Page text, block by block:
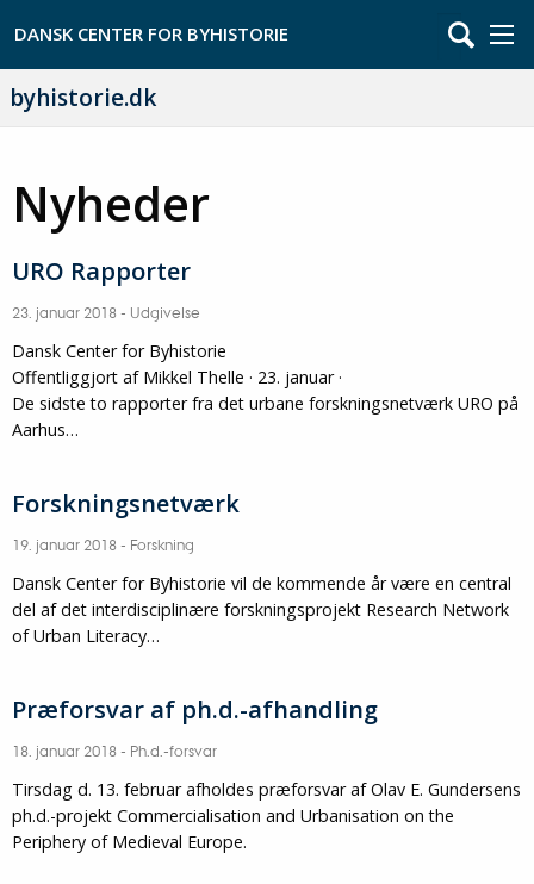
byhistorie.dk
Nyheder
URO Rapporter
23. januar 2018- Udgivelse
Dansk Center for Byhistorie
Offentliggjort af Mikkel Thelle · 23. januar ·
De sidste to rapporter fra det urbane forskningsnetværk URO på
Aarhus…
Forskningsnetværk
19. januar 2018- Forskning
Dansk Center for Byhistorie vil de kommende år være en central
del af det interdisciplinære forskningsprojekt Research Network
of Urban Literacy…
Præforsvar af ph.d.-afhandling
18. januar 2018- Ph.d.-forsvar
Tirsdag d. 13. februar afholdes præforsvar af Olav E. Gundersens
ph.d.-projekt Commercialisation and Urbanisation on the
Periphery of Medieval Europe.